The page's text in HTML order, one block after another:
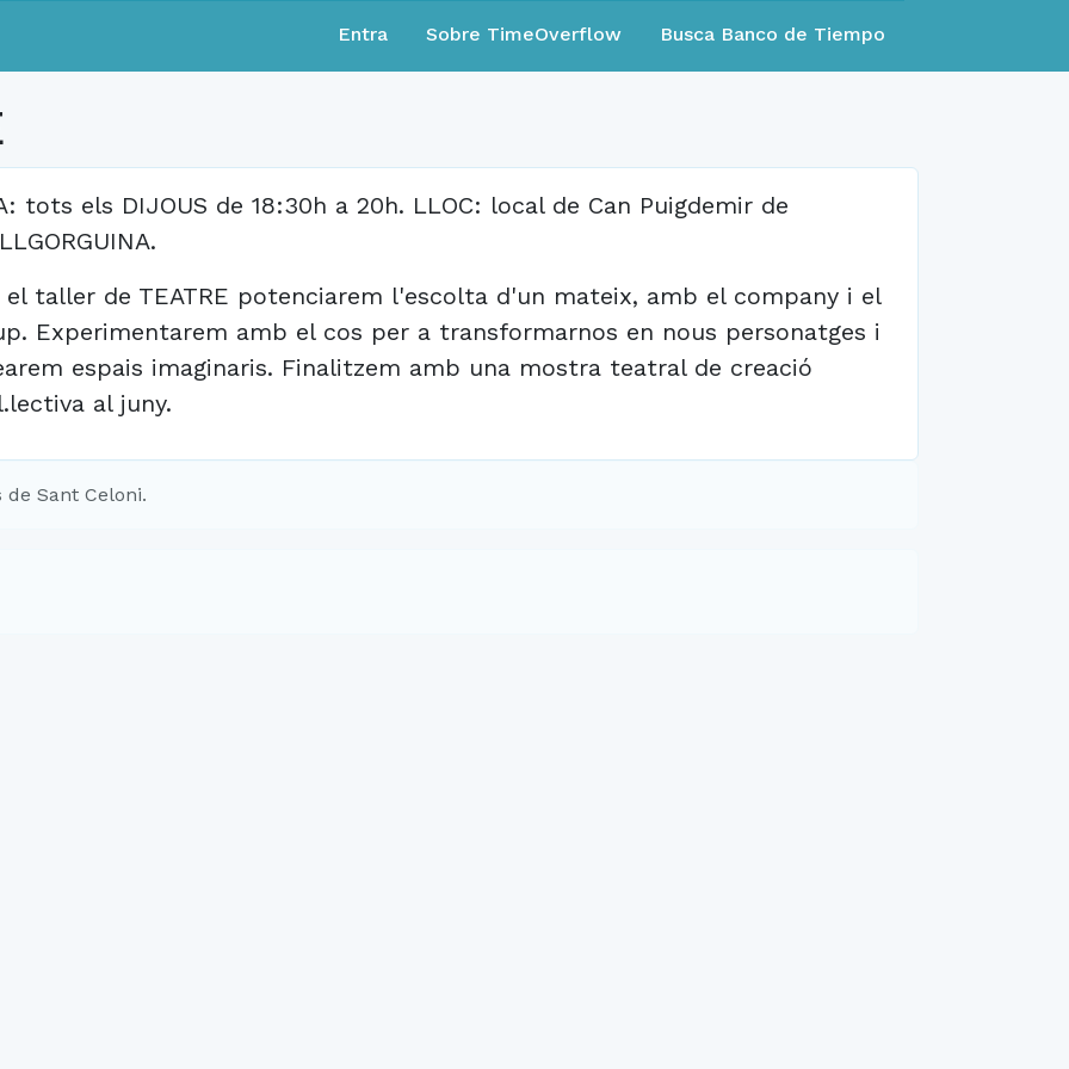
Entra Sobre TimeOverflow Busca Banco de Tiempo
tots els DIJOUS de 18:30h a 20h. LLOC: local de Can Puigdemir de
el taller de TEATRE potenciarem l'escolta d'un mateix, amb el company i el
Experimentarem amb el cos per a transformarnos en nous personatges i
espais imaginaris. Finalitzem amb una mostra teatral de creació
al juny.
Sant Celoni.